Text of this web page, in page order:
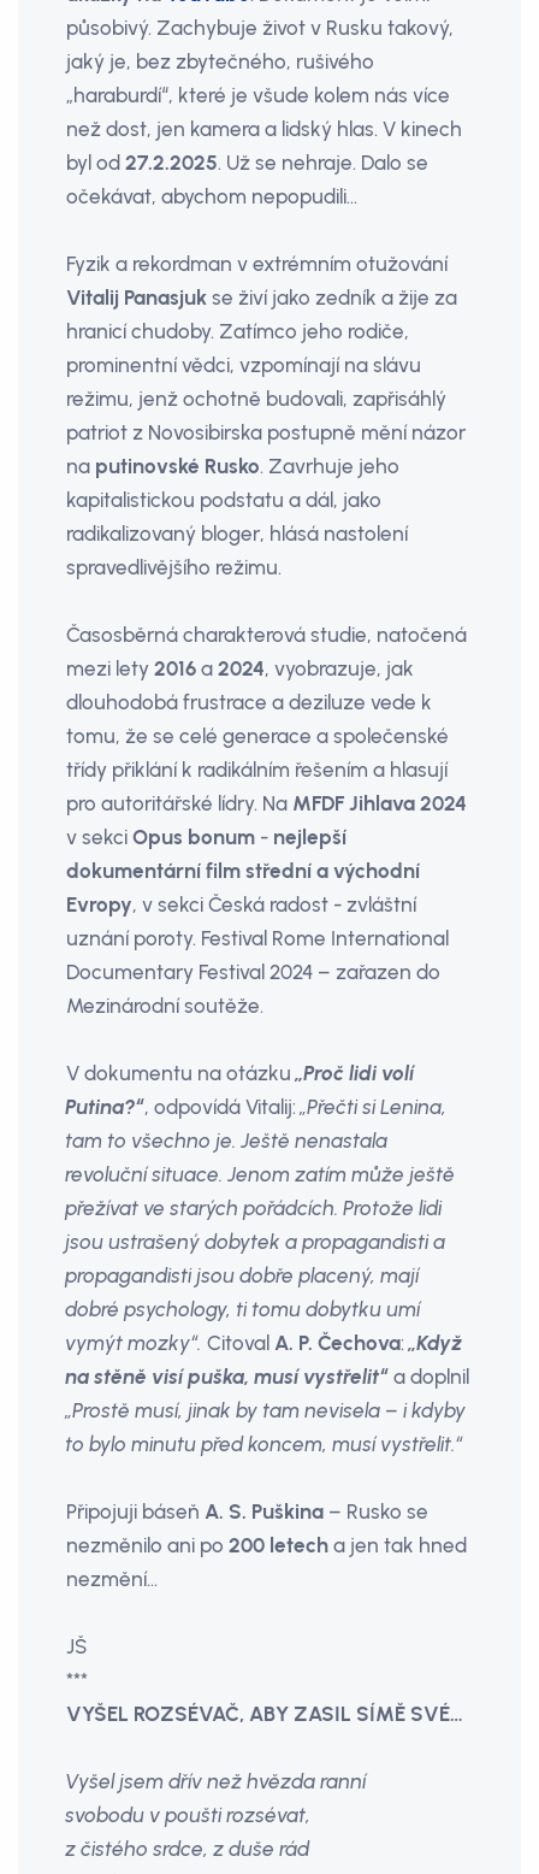
působivý. Zachybuje život v Rusku takový,
jaký je, bez zbytečného, rušivého
„haraburdí“, které je všude kolem nás více
než dost, jen kamera a lidský hlas. V kinech
byl od 27.2.2025. Už se nehraje. Dalo se
očekávat, abychom nepopudili…
Fyzik a rekordman v extrémním otužování
Vitalij Panasjuk se živí jako zedník a žije za
hranicí chudoby. Zatímco jeho rodiče,
prominentní vědci, vzpomínají na slávu
režimu, jenž ochotně budovali, zapřisáhlý
patriot z Novosibirska postupně mění názor
na putinovské Rusko. Zavrhuje jeho
kapitalistickou podstatu a dál, jako
radikalizovaný bloger, hlásá nastolení
spravedlivějšího režimu.
Časosběrná charakterová studie, natočená
mezi lety 2016 a 2024, vyobrazuje, jak
dlouhodobá frustrace a deziluze vede k
tomu, že se celé generace a společenské
třídy přiklání k radikálním řešením a hlasují
pro autoritářské lídry. Na MFDF Jihlava 2024
v sekci Opus bonum - nejlepší
dokumentární film střední a východní
Evropy, v sekci Česká radost - zvláštní
uznání poroty. Festival Rome International
Documentary Festival 2024 – zařazen do
Mezinárodní soutěže.
V dokumentu na otázku„Proč lidi volí
Putina?“, odpovídá Vitalij:„Přečti si Lenina,
tam to všechno je. Ještě nenastala
revoluční situace. Jenom zatím může ještě
přežívat ve starých pořádcích. Protože lidi
jsou ustrašený dobytek a propagandisti a
propagandisti jsou dobře placený, mají
dobré psychology, ti tomu dobytku umí
vymýt mozky“. Citoval A. P. Čechova:„Když
na stěně visí puška, musí vystřelit“ a doplnil
„Prostě musí, jinak by tam nevisela – i kdyby
to bylo minutu před koncem, musí vystřelit.“
Připojuji báseň A. S. Puškina – Rusko se
nezměnilo ani po 200 letech a jen tak hned
nezmění…
JŠ
***
VYŠEL ROZSÉVAČ, ABY ZASIL SÍMĚ SVÉ…
Vyšel jsem dřív než hvězda ranní
svobodu v poušti rozsévat,
z čistého srdce, z duše rád